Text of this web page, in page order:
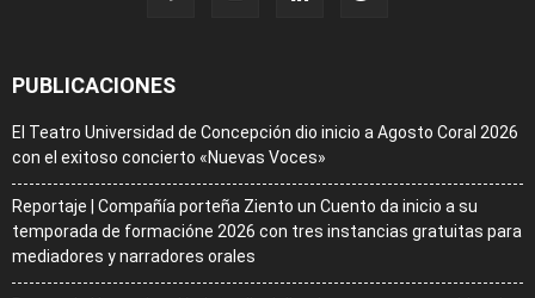
PUBLICACIONES
El Teatro Universidad de Concepción dio inicio a Agosto Coral 2026
con el exitoso concierto «Nuevas Voces»
Reportaje | Compañía porteña Ziento un Cuento da inicio a su
temporada de formacióne 2026 con tres instancias gratuitas para
mediadores y narradores orales